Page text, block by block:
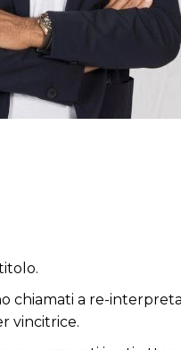
chiamati a re-
vincitrice.